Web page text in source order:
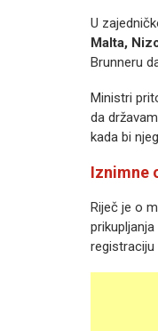
U
Malta,
Brunneru
Ministri
da
kada bi
Iznimne
Riječ je o
registraciju